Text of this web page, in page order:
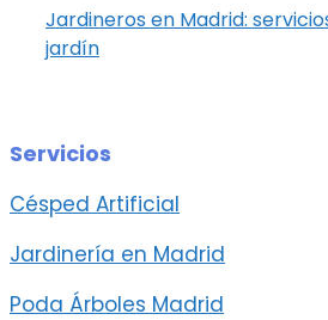
Jardineros en Madrid:
jardín
Servicios
Césped Artificial
Jardinería en Madrid
Poda Árboles Madrid